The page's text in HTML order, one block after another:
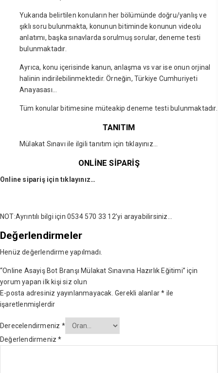
Yukarıda belirtilen konuların her bölümünde doğru/yanlış ve
şıklı soru bulunmakta, konunun bitiminde konunun videolu
anlatımı, başka sınavlarda sorulmuş sorular, deneme testi
bulunmaktadır.
Ayrıca, konu içerisinde kanun, anlaşma vs var ise onun orjinal
halinin indirilebilinmektedir. Örneğin, Türkiye Cumhuriyeti
Anayasası…
Tüm konular bitimesine müteakip deneme testi bulunmaktadır.
TANITIM
Mülakat Sınavı ile ilgili tanıtım için tıklayınız…
ONLİNE SİPARİŞ
Online sipariş için tıklayınız…
NOT:Ayrıntılı bilgi için 0534 570 33 12’yi arayabilirsiniz…
Değerlendirmeler
Henüz değerlendirme yapılmadı.
“Online Asayiş Bot Branşı Mülakat Sınavına Hazırlık Eğitimi” için
yorum yapan ilk kişi siz olun
E-posta adresiniz yayınlanmayacak. Gerekli alanlar* ile
işaretlenmişlerdir
Derecelendirmeniz *
Değerlendirmeniz*